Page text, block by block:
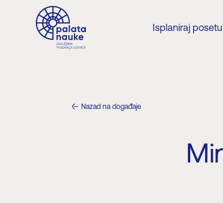
Isplaniraj posetu
Nazad na događaje